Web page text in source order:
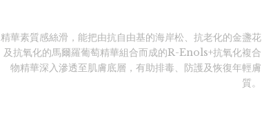
精華素質感絲滑，能把由抗自由基的海岸松、抗老化的金盞花
及抗氧化的馬爾羅葡萄精華組合而成的R-Enols+抗氧化複合
物精華深入滲透至肌膚底層，有助排毒、防護及恢復年輕膚
質。